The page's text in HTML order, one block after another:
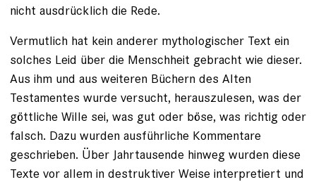
nicht ausdrücklich die Rede.
Vermutlich hat kein anderer mythologischer Text ein
solches Leid über die Menschheit gebracht wie dieser.
Aus ihm und aus weiteren Büchern des Alten
Testamentes wurde versucht, herauszulesen, was der
göttliche Wille sei, was gut oder böse, was richtig oder
falsch. Dazu wurden ausführliche Kommentare
geschrieben. Über Jahrtausende hinweg wurden diese
Texte vor allem in destruktiver Weise interpretiert und